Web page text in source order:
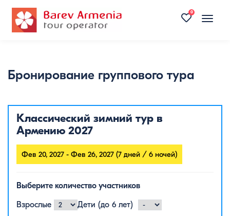
Toggle
0
Бронирование группового тура
Классический зимний тур в
Армению 2027
Фев 20, 2027 - Фев 26, 2027 (7 дней / 6 ночей)
Выберите количество участников
Взрослые
Дети (до 6 лет)